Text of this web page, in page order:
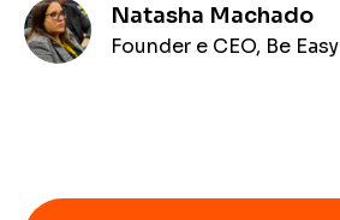
Natasha Machado
Founder e CEO, Be Easy